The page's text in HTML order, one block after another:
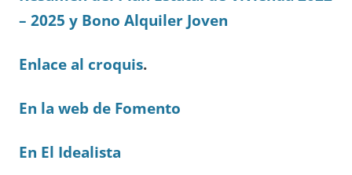
– 2025 y Bono Alquiler Joven
Enlace al croquis.
En la web de Fomento
En El Idealista